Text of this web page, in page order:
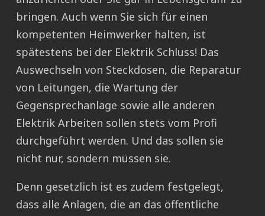
bringen. Auch wenn Sie sich für einen
kompetenten Heimwerker halten, ist
spätestens bei der Elektrik Schluss! Das
Auswechseln von Steckdosen, die Reparatur
von Leitungen, die Wartung der
Gegensprechanlage sowie alle anderen
Elektrik Arbeiten sollen stets vom Profi
durchgeführt werden. Und das sollen sie
nicht nur, sondern müssen sie.
Denn gesetzlich ist es zudem festgelegt,
dass alle Anlagen, die an das öffentliche